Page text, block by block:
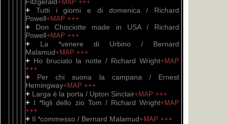
+MAP +++
+ Tutti i giorni e di domenica / Richard
Powell+MAP +++
+ Don Chisciotte made in USA / Richard
Powell+MAP +++
+ La *venere di Urbino / Bernard
Malamud+MAP +++
+ Ho bruciato la notte / Richard Wright+MAP
+++
+ Per chi suona la campana / Ernest
Hemingway+MAP +++
+ Larga è la porta / Upton Sinclair+MAP +++
+ I *figli dello zio Tom / Richard Wright+MAP
+++
+ Il *commesso / Bernard Malamud+MAP +++